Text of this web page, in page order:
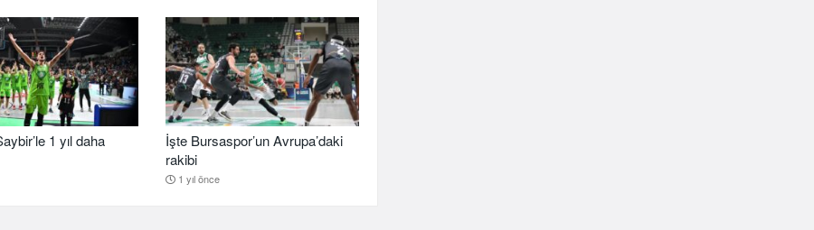
1 yıl daha
İşte Bursaspor’un Avrupa’daki
rakibi
1 yıl önce